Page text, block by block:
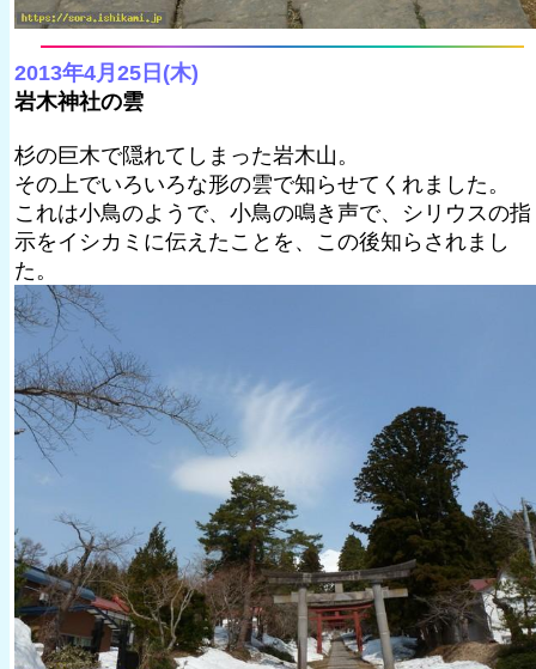
2013年4月25日(木)
岩木神社の雲
杉の巨木で隠れてしまった岩木山。
その上でいろいろな形の雲で知らせてくれました。
これは小鳥のようで、小鳥の鳴き声で、シリウスの指
示をイシカミに伝えたことを、この後知らされまし
た。